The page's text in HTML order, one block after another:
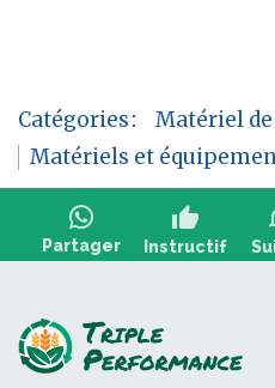
Catégories:
Matériel
Matériels et
Partager
thumb_up
Instructif